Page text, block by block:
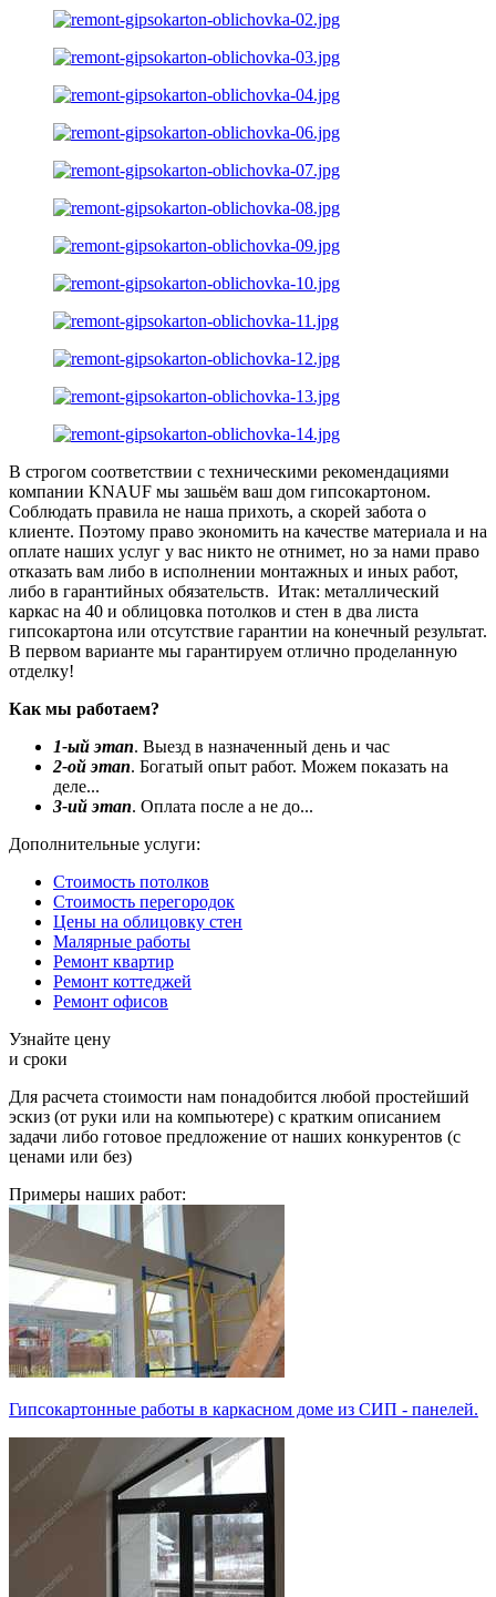
В строгом соответствии с техническими рекомендациями
компании KNAUF мы зашьём ваш дом гипсокартоном.
Соблюдать правила не наша прихоть, а скорей забота о
клиенте. Поэтому право экономить на качестве материала и на
оплате наших услуг у вас никто не отнимет, но за нами право
отказать вам либо в исполнении монтажных и иных работ,
либо в гарантийных обязательств. Итак: металлический
каркас на 40 и облицовка потолков и стен в два листа
гипсокартона или отсутствие гарантии на конечный результат.
В первом варианте мы гарантируем отлично проделанную
отделку!
Как мы работаем?
1-ый этап. Выезд в назначенный день и час
2-ой этап. Богатый опыт работ. Можем показать на
деле...
3-ий этап. Оплата после а не до...
Дополнительные услуги:
Стоимость потолков
Стоимость перегородок
Цены на облицовку стен
Малярные работы
Ремонт квартир
Ремонт коттеджей
Ремонт офисов
Узнайте цену
и сроки
Для расчета стоимости нам понадобится любой простейший
эскиз (от руки или на компьютере) с кратким описанием
задачи либо готовое предложение от наших конкурентов (с
ценами или без)
Примеры наших работ:
Гипсокартонные работы в каркасном доме из СИП - панелей.